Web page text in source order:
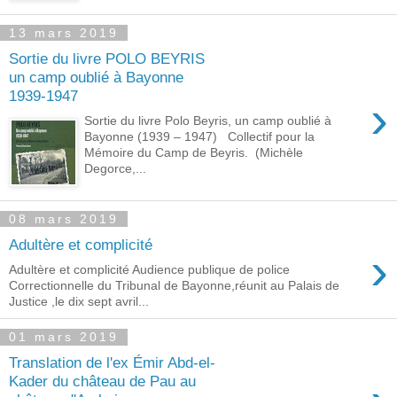
13 mars 2019
Sortie du livre POLO BEYRIS
un camp oublié à Bayonne
1939-1947
›
Sortie du livre Polo Beyris, un camp oublié à
Bayonne (1939 – 1947) Collectif pour la
Mémoire du Camp de Beyris. (Michèle
Degorce,...
08 mars 2019
Adultère et complicité ›
Adultère et complicité Audience publique de police
Correctionnelle du Tribunal de Bayonne,réunit au Palais de
Justice ,le dix sept avril...
01 mars 2019
Translation de l'ex Émir Abd-el-
Kader du château de Pau au